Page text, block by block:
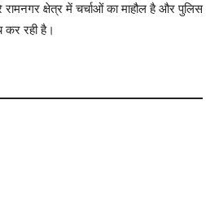
रामनगर क्षेत्र में चर्चाओं का माहौल है और पुलिस
रही है।